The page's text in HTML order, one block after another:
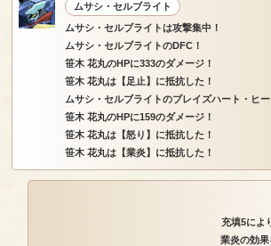
ムサシ・セルブライト
ムサシ・セルブライトは攻撃集中！
ムサシ・セルブライトのDFC！
笹木 花丸のHPに333のダメージ！
笹木 花丸は【足止】に抵抗した！
ムサシ・セルブライトのブレイズハート・ヒー
笹木 花丸のHPに159のダメージ！
笹木 花丸は【怒り】に抵抗した！
笹木 花丸は【業炎】に抵抗した！
充填5によ
業炎の効果